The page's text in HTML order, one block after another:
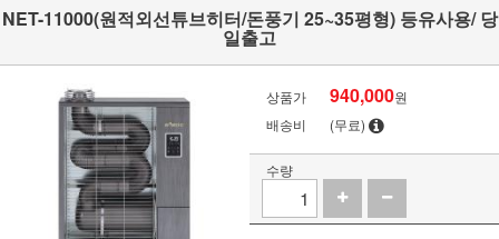
NET-11000(원적외선튜브히터/돈풍기 25~35평형) 등유사용/ 당
일출고
상품가 940,000원
배송비
(무료)
수량